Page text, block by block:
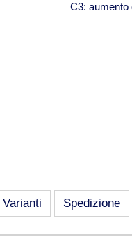
C3: aumento
Varianti Spedizione